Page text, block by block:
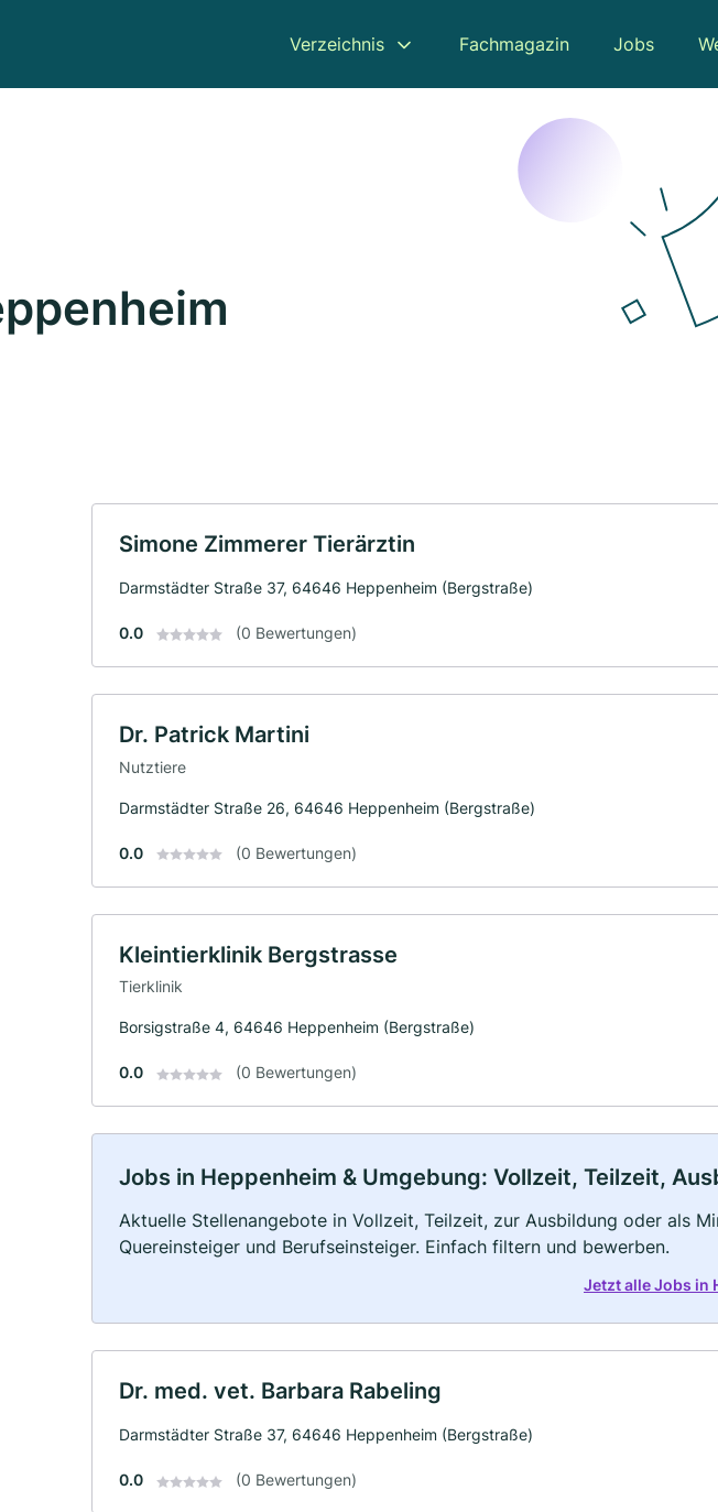
Verzeichnis Fachmagazin Jobs
Simone Zimmerer Tierärztin
Darmstädter Straße 37, 64646 Heppenheim (Bergstraße)
0.0 (0 Bewertungen)
Dr. Patrick Martini
Nutztiere
Darmstädter Straße 26, 64646 Heppenheim (Bergstraße)
0.0 (0 Bewertungen)
Kleintierklinik Bergstrasse
Tierklinik
Borsigstraße 4, 64646 Heppenheim (Bergstraße)
0.0 (0 Bewertungen)
Jobs in Heppenheim & Umgebung: Vollzeit, Teilzeit,
Aktuelle Stellenangebote in Vollzeit, Teilzeit, zur Ausbildung oder als
Quereinsteiger und Berufseinsteiger. Einfach filtern und bewerben.
Jetzt alle Jobs in
Dr. med. vet. Barbara Rabeling
Darmstädter Straße 37, 64646 Heppenheim (Bergstraße)
0.0 (0 Bewertungen)